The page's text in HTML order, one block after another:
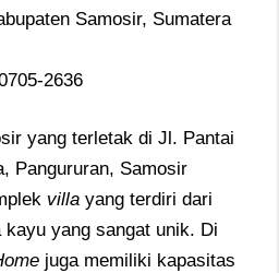
Samosir, Sumatera
2636
yang terletak di Jl. Pantai
Pangururan, Samosir
villa yang terdiri dari
yang sangat unik. Di
juga memiliki kapasitas